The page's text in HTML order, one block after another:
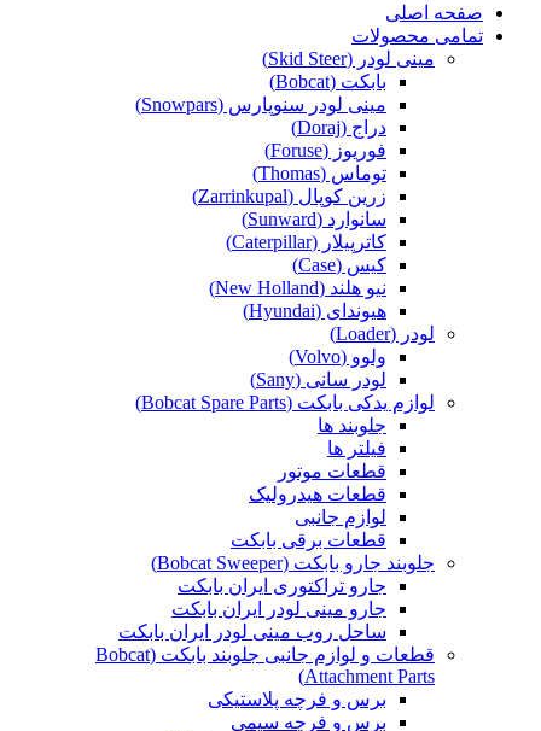
صفحه اصلی
تمامی محصولات
مینی لودر (Skid Steer)
بابکت (Bobcat)
مینی لودر سنوپارس (Snowpars)
دراج (Doraj)
فوریوز (Foruse)
توماس (Thomas)
زرین کوپال (Zarrinkupal)
سانوارد (Sunward)
کاترپیلار (Caterpillar)
کیس (Case)
نیو هلند (New Holland)
هیوندای (Hyundai)
لودر (Loader)
ولوو (Volvo)
لودر سانی (Sany)
لوازم یدکی بابکت (Bobcat Spare Parts)
جلوبند ها
فیلتر ها
قطعات موتور
قطعات هیدرولیک
لوازم جانبی
قطعات برقی بابکت
جلوبند جارو بابکت (Bobcat Sweeper)
جارو تراکتوری ایران بابکت
جارو مینی لودر ایران بابکت
ساحل روب مینی لودر ایران بابکت
قطعات و لوازم جانبی جلوبند بابکت (Bobcat
Attachment Parts)
برس و فرچه پلاستیکی
برس و فرچه سیمی